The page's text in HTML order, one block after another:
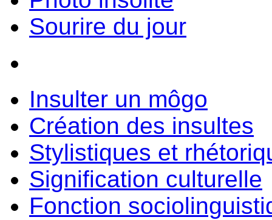
Sourire du jour
Insulter un môgo
Création des insultes
Stylistiques et
Signification culturelle
Fonction